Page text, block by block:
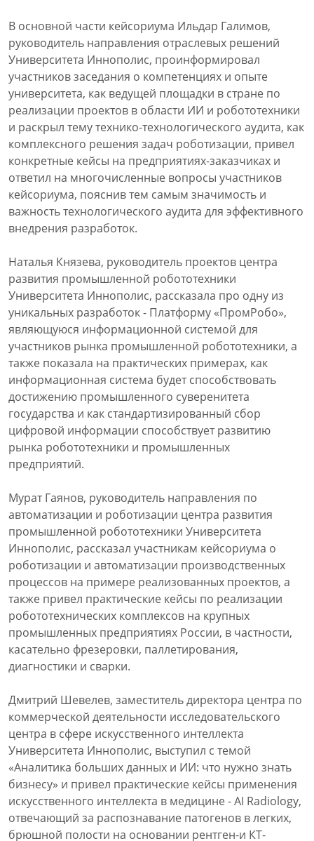
В основной части кейсориума Ильдар Галимов,
руководитель направления отраслевых решений
Университета Иннополис, проинформировал
участников заседания о компетенциях и опыте
университета, как ведущей площадки в стране по
реализации проектов в области ИИ и робототехники
и раскрыл тему технико-технологического аудита, как
комплексного решения задач роботизации, привел
конкретные кейсы на предприятиях-заказчиках и
ответил на многочисленные вопросы участников
кейсориума, пояснив тем самым значимость и
важность технологического аудита для эффективного
внедрения разработок.
Наталья Князева, руководитель проектов центра
развития промышленной робототехники
Университета Иннополис, рассказала про одну из
уникальных разработок - Платформу «ПромРобо»,
являющуюся информационной системой для
участников рынка промышленной робототехники, а
также показала на практических примерах, как
информационная система будет способствовать
достижению промышленного суверенитета
государства и как стандартизированный сбор
цифровой информации способствует развитию
рынка робототехники и промышленных
предприятий.
Мурат Гаянов, руководитель направления по
автоматизации и роботизации центра развития
промышленной робототехники Университета
Иннополис, рассказал участникам кейсориума о
роботизации и автоматизации производственных
процессов на примере реализованных проектов, а
также привел практические кейсы по реализации
робототехнических комплексов на крупных
промышленных предприятиях России, в частности,
касательно фрезеровки, паллетирования,
диагностики и сварки.
Дмитрий Шевелев, заместитель директора центра по
коммерческой деятельности исследовательского
центра в сфере искусственного интеллекта
Университета Иннополис, выступил с темой
«Аналитика больших данных и ИИ: что нужно знать
бизнесу» и привел практические кейсы применения
искусственного интеллекта в медицине - AI Radiology,
отвечающий за распознавание патогенов в легких,
брюшной полости на основании рентген-и КТ-